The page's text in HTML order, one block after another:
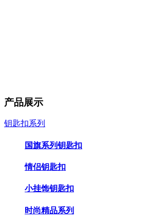
产品展示
钥匙扣系列
国旗系列钥匙扣
情侣钥匙扣
小挂饰钥匙扣
时尚精品系列